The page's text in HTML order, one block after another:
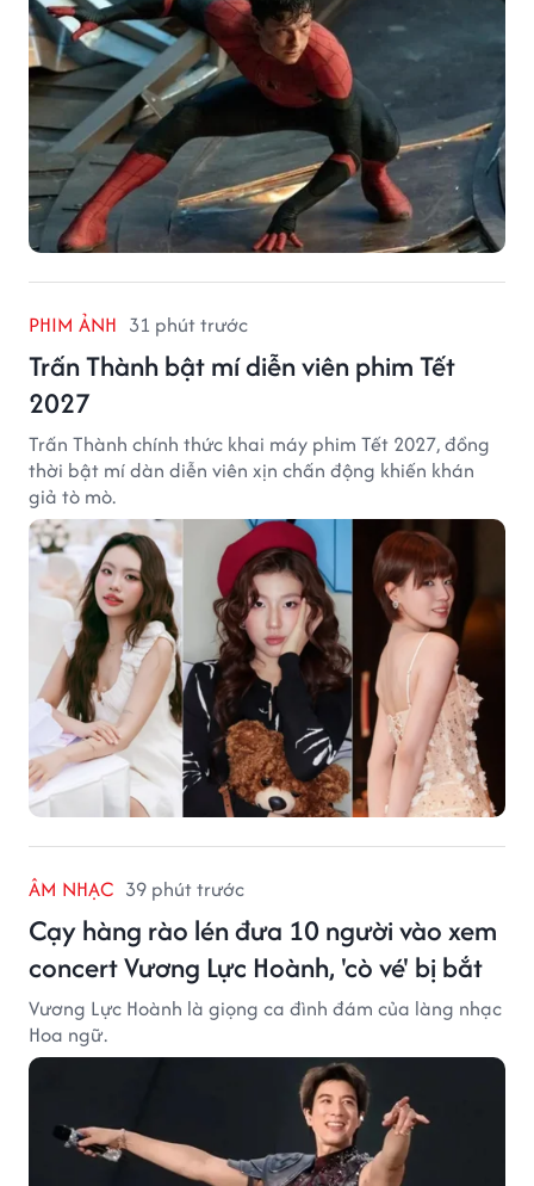
PHIM ẢNH 31 phút trước
Trấn Thành bật mí diễn viên phim Tết
2027
Trấn Thành chính thức khai máy phim Tết 2027, đồng
thời bật mí dàn diễn viên xịn chấn động khiến khán
giả tò mò.
ÂM NHẠC 39 phút trước
Cạy hàng rào lén đưa 10 người vào xem
concert Vương Lực Hoành, 'cò vé' bị bắt
Vương Lực Hoành là giọng ca đình đám của làng nhạc
Hoa ngữ.